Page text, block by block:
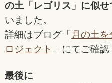
の土「レゴリス」に似
いました。
詳細はブログ「 月の土
ロジェクト 」にてご確認
最後に